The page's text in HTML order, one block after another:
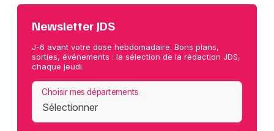
Newsletter JDS
J-6 avant votre dose hebdomadaire. Bons plans,
sorties, événements : la sélection de la rédaction JDS,
chaque jeudi.
Choisir mes départements